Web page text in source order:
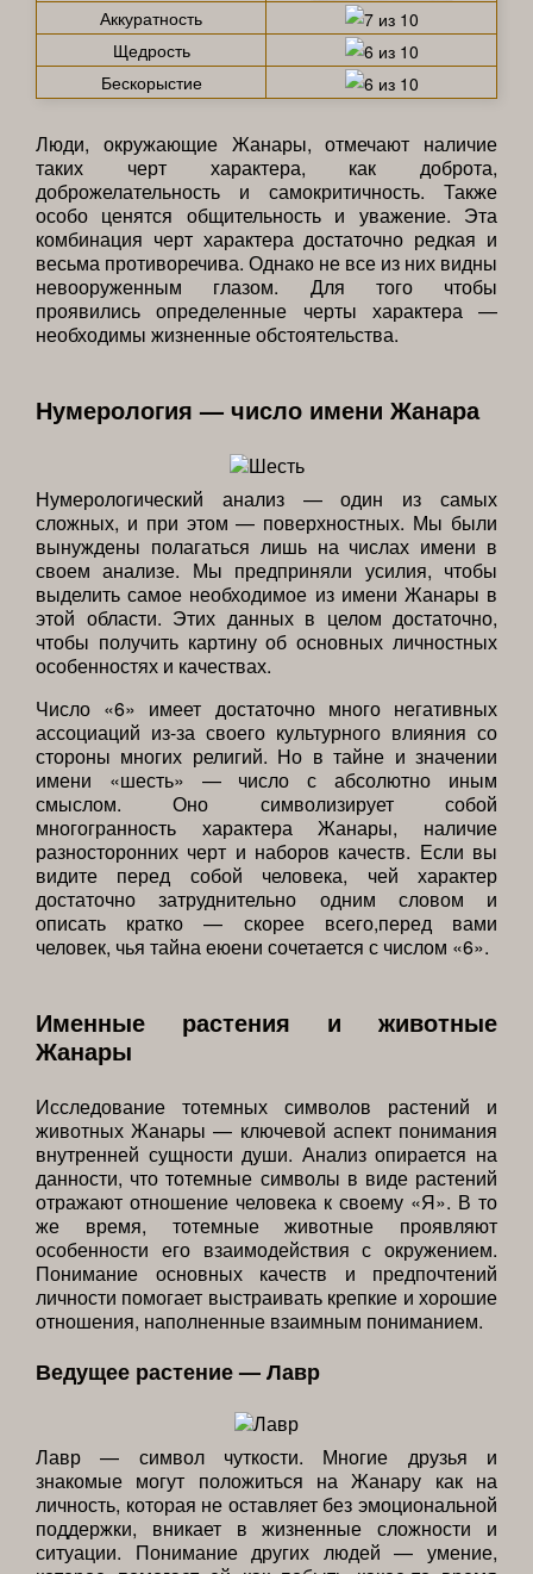
Аккуратность
Щедрость
Бескорыстие
Люди, окружающие Жанары, отмечают наличие
таких черт характера, как доброта,
доброжелательность и самокритичность. Также
особо ценятся общительность и уважение. Эта
комбинация черт характера достаточно редкая и
весьма противоречива. Однако не все из них видны
невооруженным глазом. Для того чтобы
проявились определенные черты характера —
необходимы жизненные обстоятельства.
Нумерология — число имени Жанара
Нумерологический анализ — один из самых
сложных, и при этом — поверхностных. Мы были
вынуждены полагаться лишь на числах имени в
своем анализе. Мы предприняли усилия, чтобы
выделить самое необходимое из имени Жанары в
этой области. Этих данных в целом достаточно,
чтобы получить картину об основных личностных
особенностях и качествах.
Число «6» имеет достаточно много негативных
ассоциаций из-за своего культурного влияния со
стороны многих религий. Но в тайне и значении
имени «шесть» — число с абсолютно иным
смыслом. Оно символизирует собой
многогранность характера Жанары, наличие
разносторонних черт и наборов качеств. Если вы
видите перед собой человека, чей характер
достаточно затруднительно одним словом и
описать кратко — скорее всего,перед вами
человек, чья тайна еюени сочетается с числом «6».
Именные растения и животные
Жанары
Исследование тотемных символов растений и
животных Жанары — ключевой аспект понимания
внутренней сущности души. Анализ опирается на
данности, что тотемные символы в виде растений
отражают отношение человека к своему «Я». В то
же время, тотемные животные проявляют
особенности его взаимодействия с окружением.
Понимание основных качеств и предпочтений
личности помогает выстраивать крепкие и хорошие
отношения, наполненные взаимным пониманием.
Ведущее растение — Лавр
Лавр — символ чуткости. Многие друзья и
знакомые могут положиться на Жанару как на
личность, которая не оставляет без эмоциональной
поддержки, вникает в жизненные сложности и
ситуации. Понимание других людей — умение,